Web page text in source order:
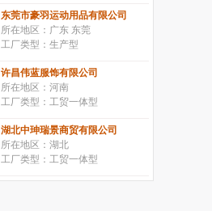
东莞市豪羽运动用品有限公司
所在地区：广东 东莞
工厂类型：生产型
许昌伟蓝服饰有限公司
所在地区：河南
工厂类型：工贸一体型
湖北中珅瑞景商贸有限公司
所在地区：湖北
工厂类型：工贸一体型